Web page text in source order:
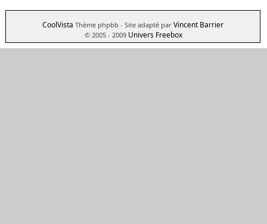
CoolVista Thème phpbb - Site adapté par Vincent Barrier
© 2005 - 2009 Univers Freebox